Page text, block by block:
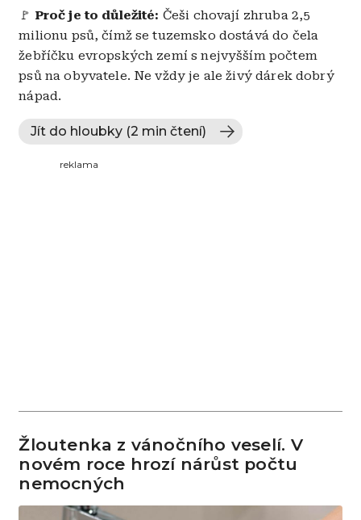
🚩 Proč je to důležité: Češi chovají zhruba 2,5
milionu psů, čímž se tuzemsko dostává do čela
žebříčku evropských zemí s nejvyšším počtem
psů na obyvatele. Ne vždy je ale živý dárek dobrý
nápad.
Jít do hloubky (2 min čtení)
reklama
Žloutenka z vánočního veselí. V
novém roce hrozí nárůst počtu
nemocných